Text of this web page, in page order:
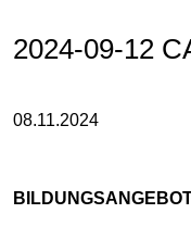
2024-09-12
08.11.2024